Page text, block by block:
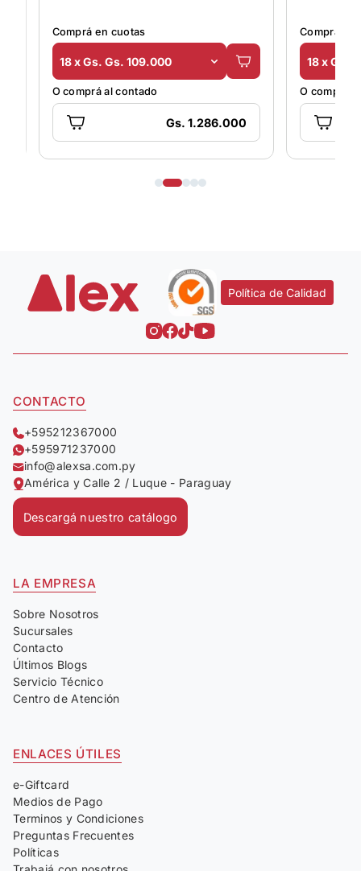
Comprá en cuotas
18 x Gs. Gs. 109.000
O comprá al contado
Gs. 1.286.000
Comprá en
18 x Gs.
O comprá
Política de Calidad
CONTACTO
+595212367000
+595971237000
info@alexsa.com.py
América y Calle 2 / Luque - Paraguay
Descargá nuestro catálogo
LA EMPRESA
Sobre Nosotros
Sucursales
Contacto
Últimos Blogs
Servicio Técnico
Centro de Atención
ENLACES ÚTILES
e-Giftcard
Medios de Pago
Terminos y Condiciones
Preguntas Frecuentes
Políticas